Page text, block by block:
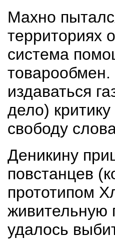
Махно
территориях
система
товарообмен.
издаваться
дело)
свободу
Деникину
повстанцев
прототипом
живительную
удалось